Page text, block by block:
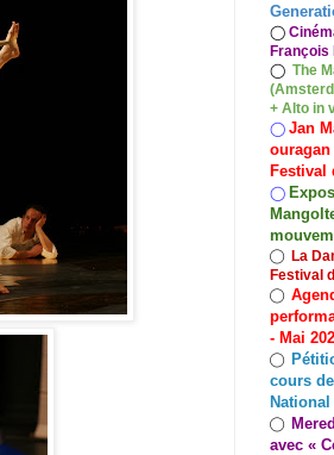
◯
François
◯ The
+ Alto in
◯ Jan
ouragan
Festival
◯
◯ La
Festival
◯
- Mai
◯
cours
National
◯
avec «